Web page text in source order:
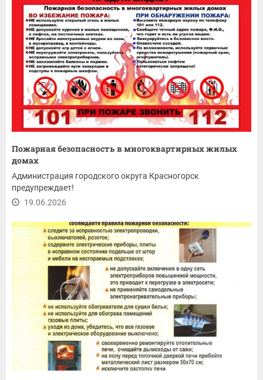
Пожарная безопасность в многоквартирных жилых
домах
Администрация городского округа Красногорск
предупреждает!
19.06.2026